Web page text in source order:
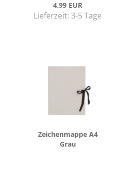
4,99 EUR
Lieferzeit: 3-5 Tage
Zei­chen­map­pe A4
Grau